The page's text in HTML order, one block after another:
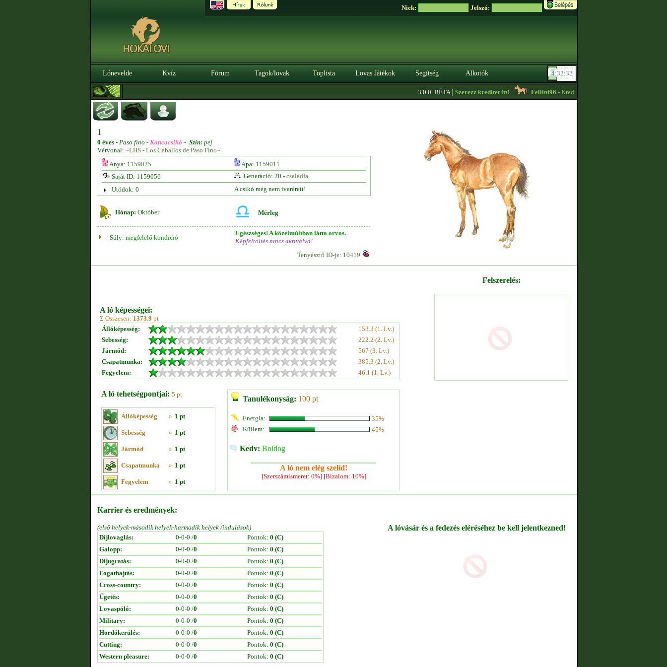
Nick: Jelszó:
Lónevelde Kvíz Fórum Tagok/lovak Toplista Lovas Játékok Segítség Alkotók
3.0.0. BÉTA|Szerezz kreditet itt! Fellini96- Kreditet vennék + lassú körös edzést
1
0 éves - Paso fino - Kancacsikó - Szín: pej
Vérvonal: ~LHS - Los Caballos de Paso Fino~
Anya: 1159025 Apa: 1159011
Saját ID: 1159056
Generáció: 20 - családfa
Utódok: 0
A csikó még nem ivarérett!
Hónap: Október Mérleg
Súly: megfelelő kondíció
Egészséges! A közelmúltban látta orvos.
Képfeltöltés nincs aktiválva!
Tenyésztő ID-je: 10419
A ló képességei:
Σ Összesen: 1373.9 pt
Állóképesség:
153.3 (1. Lv.)
Sebesség:
222.2 (2. Lv.)
Jármód:
567 (3. Lv.)
Csapatmunka:
385.3 (2. Lv.)
Fegyelem:
46.1 (1. Lv.)
A ló tehetségpontjai: 5 pt
Állóképesség » 1 pt
Sebesség » 1 pt
Jármód » 1 pt
Csapatmunka » 1 pt
Fegyelem » 1 pt
Tanulékonyság: 100 pt
Energia:
35%
Küllem:
45%
Kedv: Boldog
A ló nem elég szelíd!
[Szerszámismeret: 0%] [Bizalom: 10%]
Felszerelés:
Karrier és eredmények:
(első helyek-második helyek-harmadik helyek /indulások)
Díjlovaglás:
0-0-0 /0 Pontok: 0 (C)
Galopp:
0-0-0 /0 Pontok: 0 (C)
Díjugratás:
0-0-0 /0 Pontok: 0 (C)
Fogathajtás:
0-0-0 /0 Pontok: 0 (C)
Cross-country:
0-0-0 /0 Pontok: 0 (C)
Ügetés:
0-0-0 /0 Pontok: 0 (C)
Lovaspóló:
0-0-0 /0 Pontok: 0 (C)
Military:
0-0-0 /0 Pontok: 0 (C)
Hordókerülés:
0-0-0 /0 Pontok: 0 (C)
Cutting:
0-0-0 /0 Pontok: 0 (C)
Western pleasure:
0-0-0 /0 Pontok: 0 (C)
A lóvásár és a fedezés eléréséhez be kell jelentkezned!